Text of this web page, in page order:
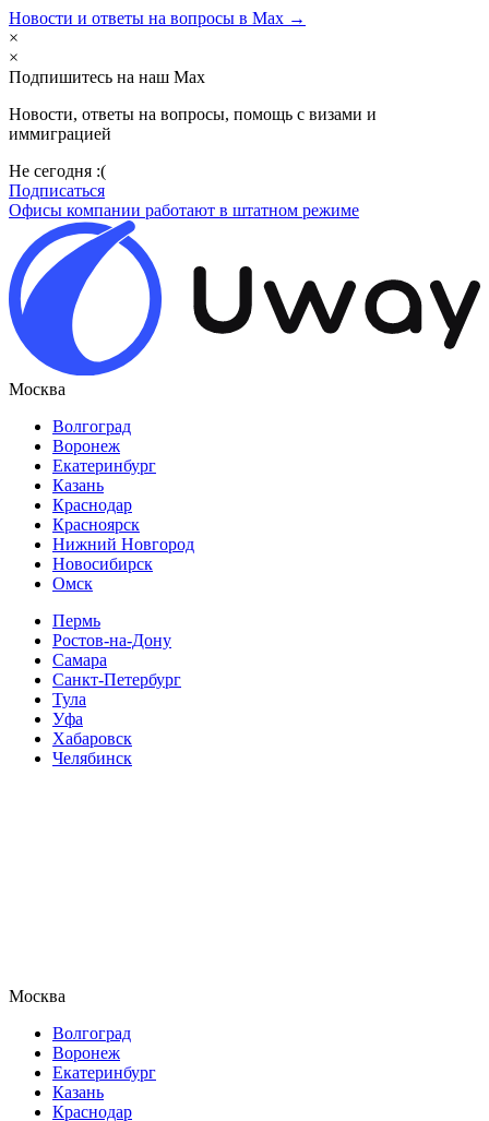
Новости и ответы на вопросы в Max →
×
×
Подпишитесь на наш Max
Новости, ответы на вопросы, помощь с визами и
иммиграцией
Не сегодня :(
Подписаться
Офисы компании работают в штатном режиме
Москва
Волгоград
Воронеж
Екатеринбург
Казань
Краснодар
Красноярск
Нижний Новгород
Новосибирск
Омск
Пермь
Ростов-на-Дону
Самара
Санкт-Петербург
Тула
Уфа
Хабаровск
Челябинск
Москва
Волгоград
Воронеж
Екатеринбург
Казань
Краснодар